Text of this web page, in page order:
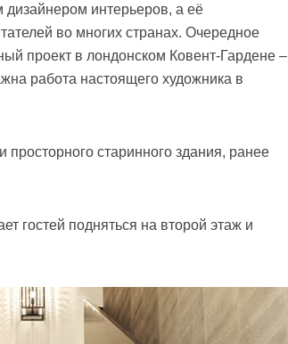
интерьеров, а её
во многих странах. Очередное
проект в лондонском Ковент-Гардене –
работа настоящего художника в
просторного старинного здания, ранее
гостей подняться на второй этаж и